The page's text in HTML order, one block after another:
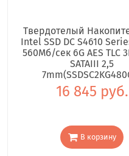
Твердотелый
Intel SSD DC S4610
560Мб/сек 6G AES TLC
SATAIII 2,5
16 845 руб.
В корзину